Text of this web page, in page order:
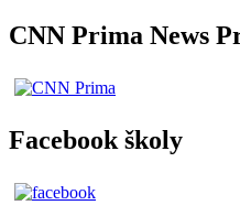
CNN Prima News
Facebook školy